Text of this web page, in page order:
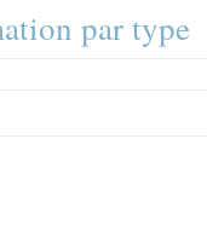
par type